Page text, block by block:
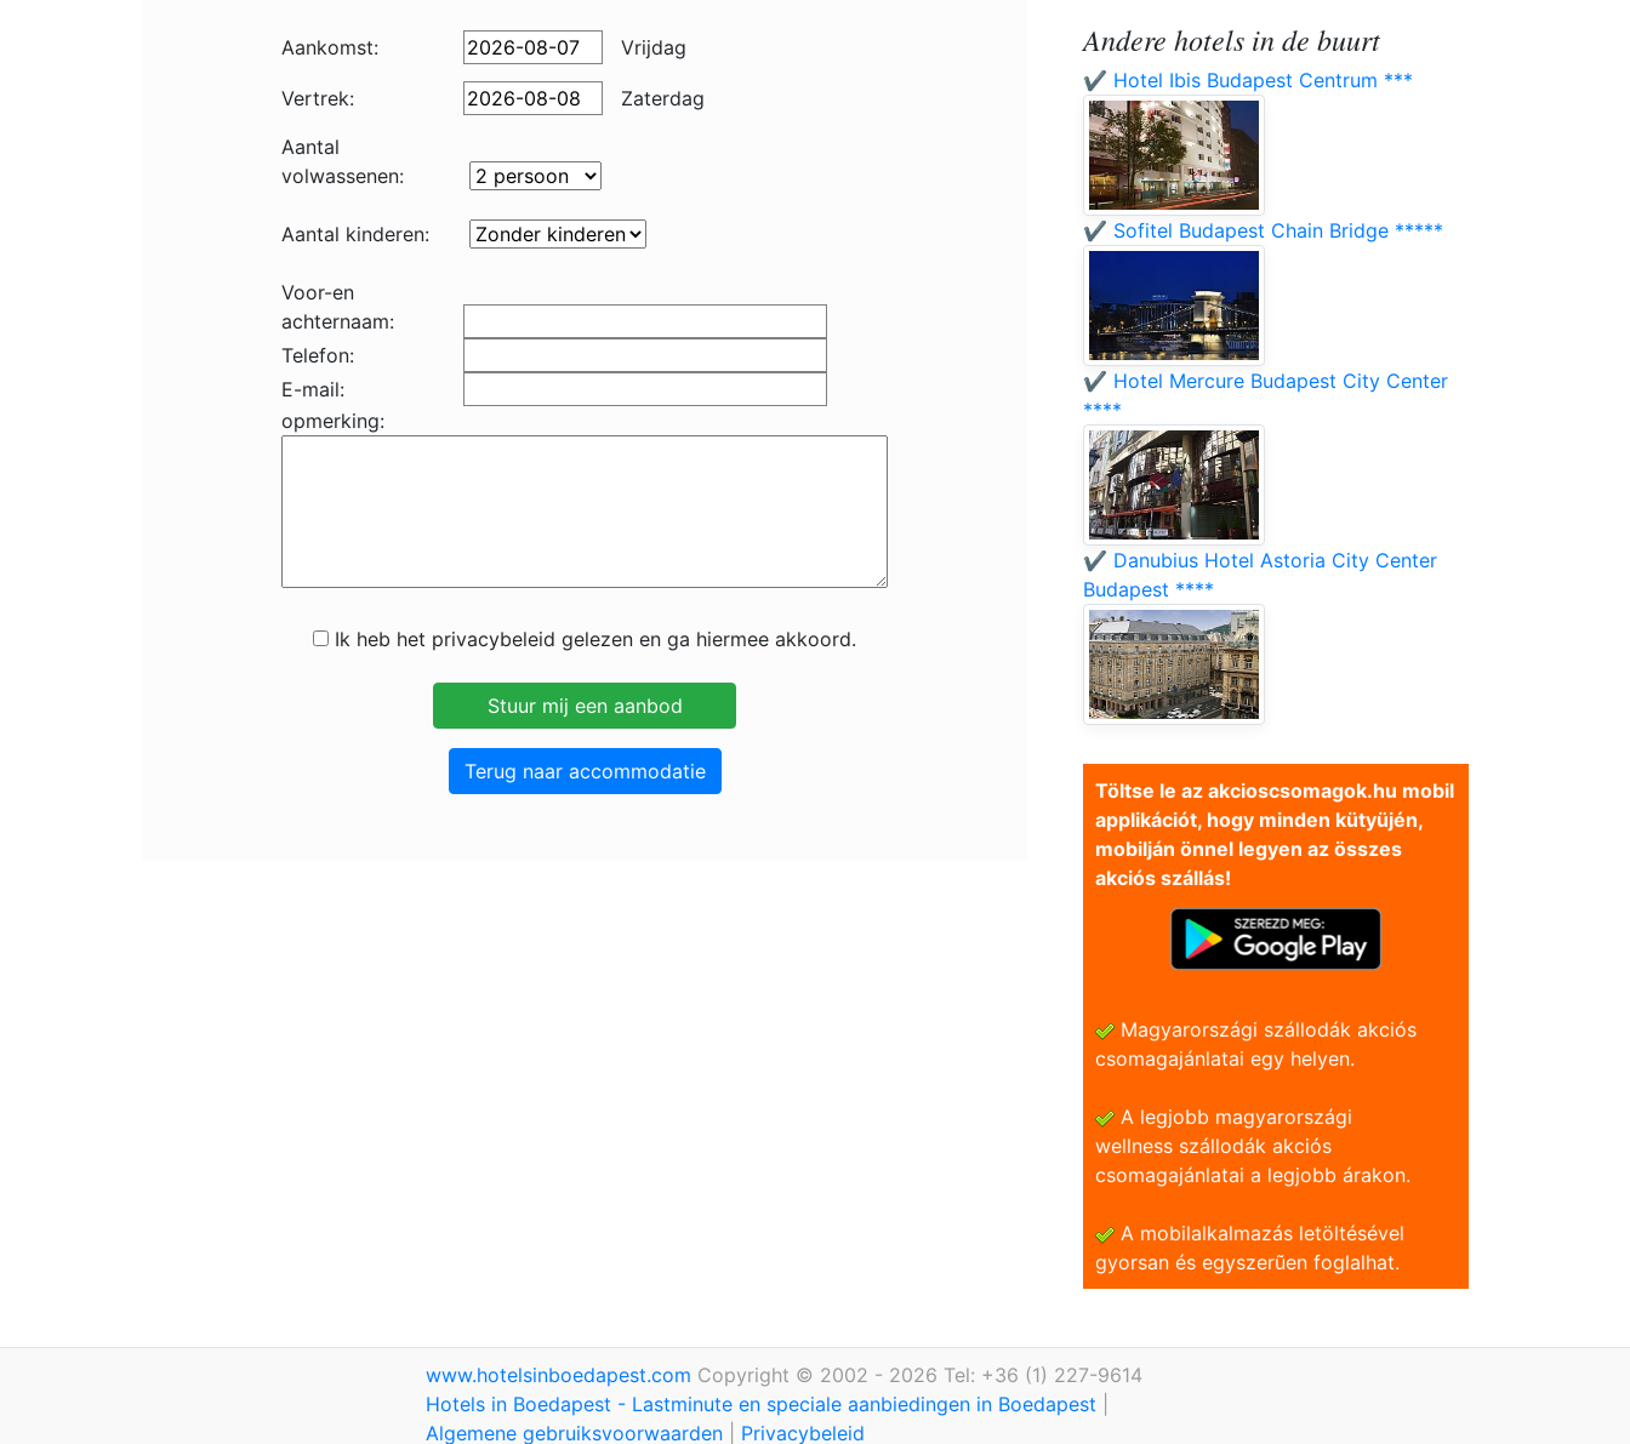
Aankomst: Vrijdag
Vertrek:
Zaterdag
Aantal
volwassenen:
Aantal kinderen:
Voor-en
achternaam:
Telefon:
E-mail:
opmerking:
Ik heb het privacybeleid gelezen en ga hiermee akkoord.
Terug naar accommodatie
Andere hotels in de buurt
✔️ Hotel Ibis Budapest Centrum ***
✔️ Sofitel Budapest Chain Bridge *****
✔️ Hotel Mercure Budapest City Center
****
✔️ Danubius Hotel Astoria City Center
Budapest ****
Töltse le az akcioscsomagok.hu mobil
applikációt, hogy minden kütyüjén,
mobilján önnel legyen az összes
akciós szállás!
Magyarországi szállodák akciós
csomagajánlatai egy helyen.
A legjobb magyarországi
wellness szállodák akciós
csomagajánlatai a legjobb árakon.
A mobilalkalmazás letöltésével
gyorsan és egyszerũen foglalhat.
www.hotelsinboedapest.com Copyright © 2002 - 2026 Tel: +36 (1) 227-9614
Hotels in Boedapest - Lastminute en speciale aanbiedingen in Boedapest
Algemene gebruiksvoorwaarden
Privacybeleid